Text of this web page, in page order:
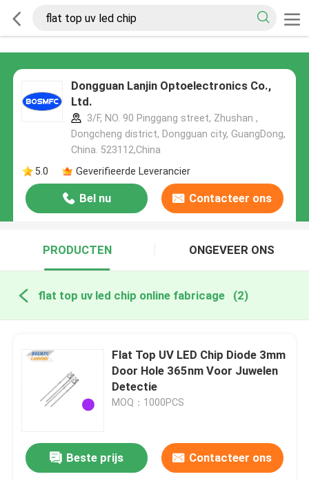
Dongguan Lanjin Optoelectronics Co.,
Ltd.
3/F, NO. 90 Pinggang street, Zhushan ,
Dongcheng district, Dongguan city, GuangDong,
China. 523112,China
5.0
Geverifieerde Leverancier
Bel nu Contacteer ons
PRODUCTEN ONGEVEER ONS
flat top uv led chip online fabricage (2)
Flat Top UV LED Chip Diode 3mm
Door Hole 365nm Voor Juwelen
Detectie
MOQ：1000PCS
Beste prijs Contacteer ons